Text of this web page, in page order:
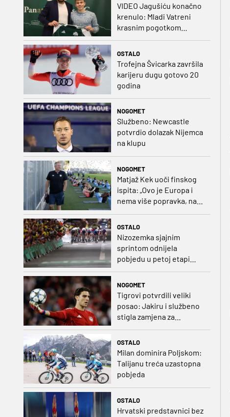
VIDEO Jagušiću konačno
krenulo: Mladi Vatreni
krasnim pogotkom
potvrdio sjajnu formu
OSTALO
Trofejna Švicarka završila
karijeru dugu gotovo 20
godina
NOGOMET
Službeno: Newcastle
potvrdio dolazak Nijemca
na klupu
NOGOMET
Matjaž Kek uoči finskog
ispita: „Ovo je Europa i
nema više popravka, na
OSTALO
Nizozemka sjajnim
sprintom odnijela
pobjedu u petoj etapi
Toura
NOGOMET
Tigrovi potvrdili veliki
posao: Jakiru i službeno
stigla zamjena za
OSTALO
Milan dominira Poljskom:
Talijanu treća uzastopna
pobjeda
OSTALO
Hrvatski predstavnici bez